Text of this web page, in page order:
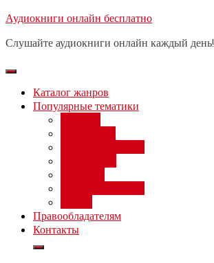
Перейти
содержимому
Аудиокниги онлайн бесплатно
Слушайте аудиокниги онлайн каждый день!
Каталог жанров
Популярные тематики
Правообладателям
Контакты
Бесплатный вебинар: заработок
день